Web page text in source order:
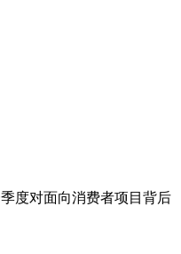
度对面向消费者项目背后